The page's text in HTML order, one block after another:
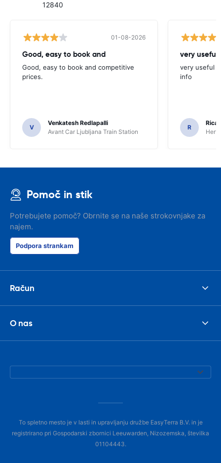
12840
01-08-2026
Good, easy to book and
Good, easy to book and competitive
prices.
V
Venkatesh Redlapalli
Avant Car Ljubljana Train Station
very useful
very useful
info
R
Pomoč in stik
Potrebujete pomoč? Obrnite se na naše strokovnjake za
najem.
Podpora strankam
Račun
O nas
To spletno mesto je v lasti in upravljanju družbe EasyTerra B.V. in je
registrirano pri Gospodarski zbornici Leeuwarden, Nizozemska, številka
01104443.